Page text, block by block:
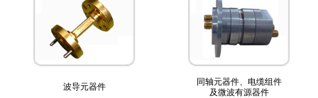
波导元器件
同轴元器件、电缆组件
及微波有源器件